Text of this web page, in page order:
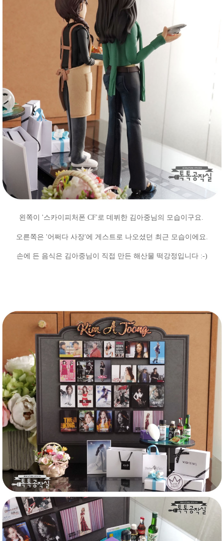
왼쪽이 '스카이피처폰 CF'로 데뷔한 김아중님의 모습이구요.
오른쪽은 '어쩌다 사장'에 게스트로 나오셨던 최근 모습이에요.
손에 든 음식은 김아중님이 직접 만든 해산물 떡강정입니다 :-)